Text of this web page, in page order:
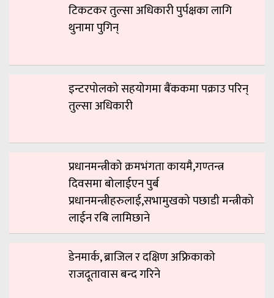
टिकटकर तुल्सा अधिकारी पुर्पक्षका लागि
थुनामा पुगिन्
इन्टरपोलको सहयोगमा बैंककमा पक्राउ परिन्
तुल्सा अधिकारी
प्रधानमन्त्रीको क्रमभंगता कायमै,गण्तन्त्र
दिवसमा बोलाईएन पुर्ब
प्रधानमन्त्रीहरुलाई,सभामुखको पछाडी मन्त्रीको
लाईन रबि लामिछाने
डेनमार्क, ब्राजिल र दक्षिण अफ्रिकाको
राजदूतावास बन्द गरिने